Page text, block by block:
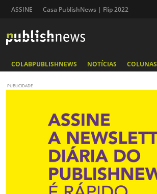
ASSINE Casa PublishNews | Flip 2022
COLABPUBLISHNEWS NOTÍCIAS COLUNAS
PUBLICIDADE